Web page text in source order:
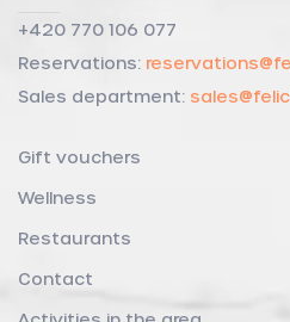
+420 770 106 077
Reservations:
Sales department:
Gift vouchers
Wellness
Restaurants
Contact